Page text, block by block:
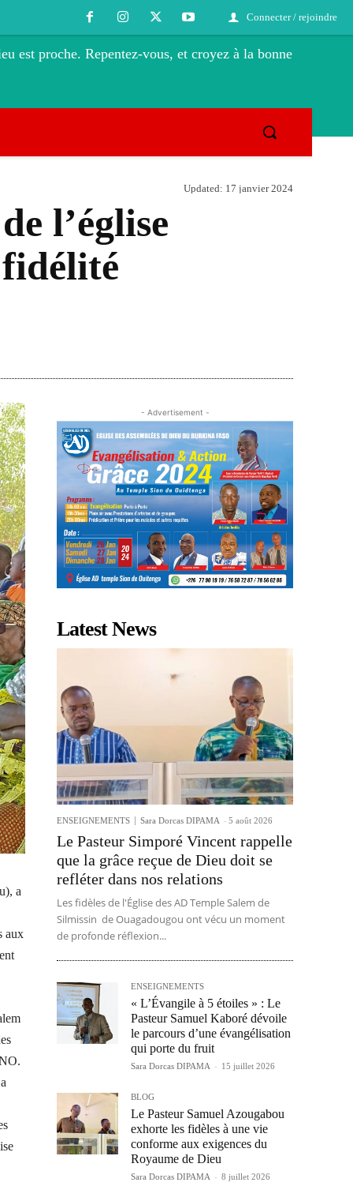
Connecter / rejoindre
est proche. Repentez-vous, et croyez à la bonne
Updated: 17 janvier 2024
l’église
a
aux
- Advertisement -
Latest News
ENSEIGNEMENTS Sara Dorcas DIPAMA - 5 août 2026
Le Pasteur Simporé Vincent rappelle
que la grâce reçue de Dieu doit se
refléter dans nos relations
Les fidèles de l'Église des AD Temple Salem de
Silmissin de Ouagadougou ont vécu un moment
de profonde réflexion...
ENSEIGNEMENTS
« L’Évangile à 5 étoiles » : Le
Pasteur Samuel Kaboré dévoile
le parcours d’une évangélisation
qui porte du fruit
Sara Dorcas DIPAMA - 15 juillet 2026
BLOG
Le Pasteur Samuel Azougabou
exhorte les fidèles à une vie
conforme aux exigences du
Royaume de Dieu
Sara Dorcas DIPAMA - 8 juillet 2026